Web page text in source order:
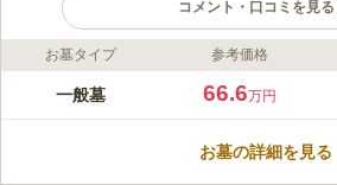
コメント・口コミを見る
ライフドット編集部のコメント
寺院に隣接する竹ノ塚墓苑には、一般
命した千葉次郎勝胤公の首塚とされ
お墓タイプ 参考価格
一般墓 66.6万円
お墓の詳細を見る